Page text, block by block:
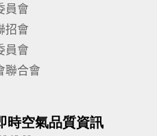
員會
招會
員會
聯合會